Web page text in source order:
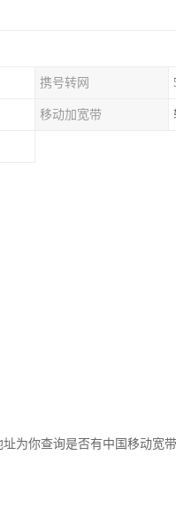
携号转网
移动加宽带
为你查询是否有中国移动宽